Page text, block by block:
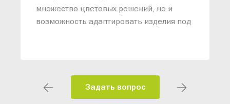
множество цветовых решений, но и
возможность адаптировать изделия под
помещения и личные пожелания.
Благодаря современному
Задать вопрос